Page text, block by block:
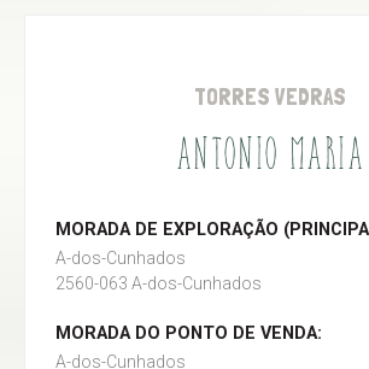
TORRES VEDRAS
ANTONIO MARIA
MORADA DE EXPLORAÇÃO
A-dos-Cunhados
2560-063 A-dos-Cunhados
MORADA DO PONTO DE VENDA:
A-dos-Cunhados